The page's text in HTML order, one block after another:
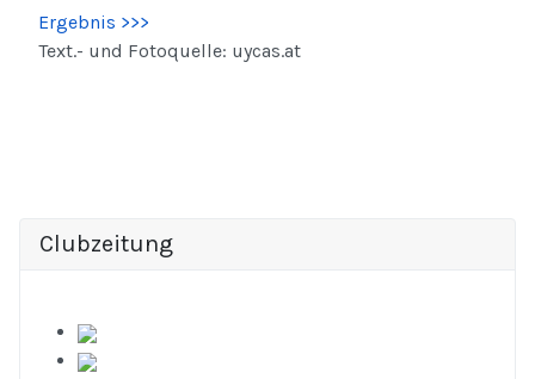
Ergebnis >>>
Text.- und Fotoquelle: uycas.at
Clubzeitung